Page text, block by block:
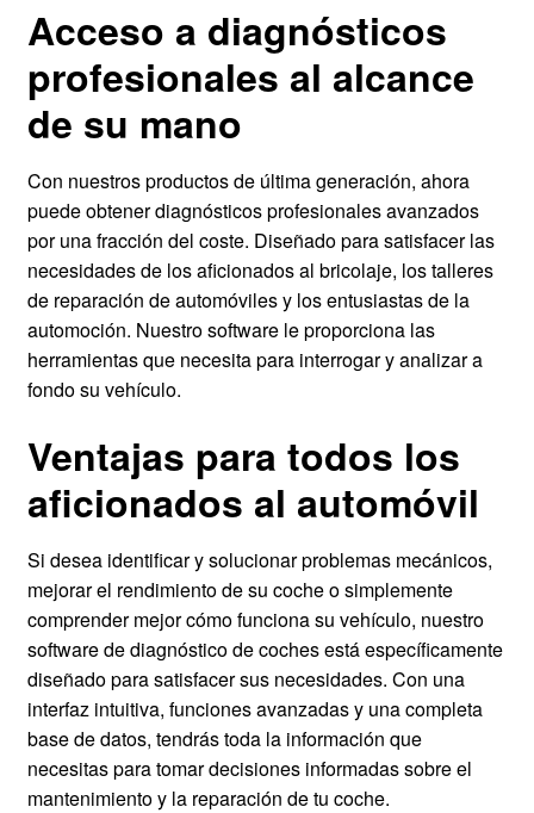
Acceso a diagnósticos
profesionales al alcance
de su mano
Con nuestros productos de última generación, ahora
puede obtener diagnósticos profesionales avanzados
por una fracción del coste. Diseñado para satisfacer las
necesidades de los aficionados al bricolaje, los talleres
de reparación de automóviles y los entusiastas de la
automoción. Nuestro software le proporciona las
herramientas que necesita para interrogar y analizar a
fondo su vehículo.
Ventajas para todos los
aficionados al automóvil
Si desea identificar y solucionar problemas mecánicos,
mejorar el rendimiento de su coche o simplemente
comprender mejor cómo funciona su vehículo, nuestro
software de diagnóstico de coches está específicamente
diseñado para satisfacer sus necesidades. Con una
interfaz intuitiva, funciones avanzadas y una completa
base de datos, tendrás toda la información que
necesitas para tomar decisiones informadas sobre el
mantenimiento y la reparación de tu coche.